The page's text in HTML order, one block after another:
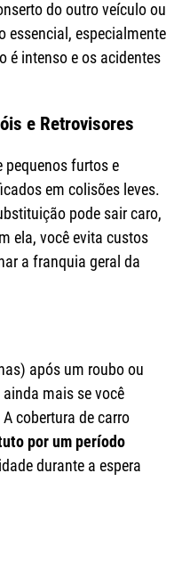
do outro veículo ou
essencial, especialmente
é intenso e os acidentes
e Retrovisores
pequenos furtos e
em colisões leves.
pode sair caro,
ela, você evita custos
a franquia geral da
após um roubo ou
mais se você
cobertura de carro
por um período
durante a espera